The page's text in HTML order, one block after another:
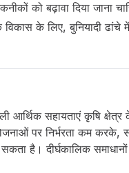
को बढ़ावा दिया जाना
विकास के लिए, बुनियादी
आर्थिक सहायताएं कृषि
पर निर्भरता कम करके,
है। दीर्घकालिक